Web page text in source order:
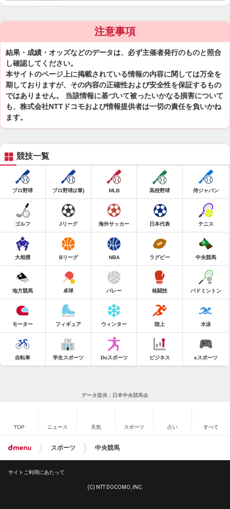
注意事項
結果・成績・オッズなどのデータは、必ず主催者発行のものと照合
し確認してください。
本サイトのページ上に掲載されている情報の内容に関しては万全を
期しておりますが、その内容の正確性および安全性を保証するもの
ではありません。 当該情報に基づいて被ったいかなる損害について
も、株式会社NTTドコモおよび情報提供者は一切の責任を負いかね
ます。
競技一覧
プロ野球 プロ野球(2軍) MLB 高校野球 侍ジャパン
ゴルフ Jリーグ 海外サッカー 日本代表 テニス
大相撲 Bリーグ NBA ラグビー 中央競馬
地方競馬 卓球 バレー 格闘技 バドミントン
モーター フィギュア ウィンター 陸上 水泳
自転車 学生スポーツ Doスポーツ ビジネス eスポーツ
データ提供：日本中央競馬会
TOP ニュース 天気 スポーツ 占い すべて
スポーツ 中央競馬
サイトご利用にあたって
(C) NTT DOCOMO, INC.